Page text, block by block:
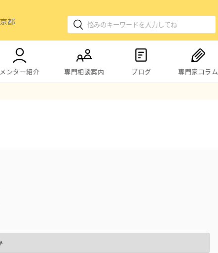
メンター紹介 専門相談案内 ブログ 専門家コラム